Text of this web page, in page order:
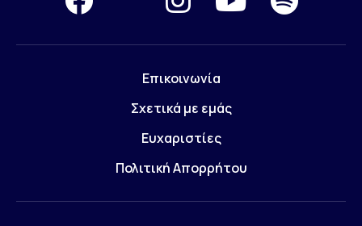
Επικοινωνία
Σχετικά με εμάς
Ευχαριστίες
Πολιτική Απορρήτου